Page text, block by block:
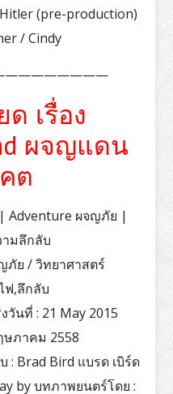
(pre-production)
/ Cindy
ด เรื่อง
ผจญแดน
ต
Adventure ผจญภัย |
มลึกลับ
ย / วิทยาศาสตร์
ฟ,ลึกลับ
วันที่ : 21 May 2015
ษภาคม 2558
: Brad Bird แบรด เบิร์ด
by บทภาพยนตร์โดย :